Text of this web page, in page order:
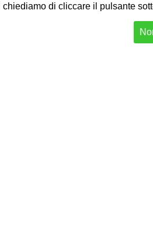
chiediamo di cliccare il pulsante